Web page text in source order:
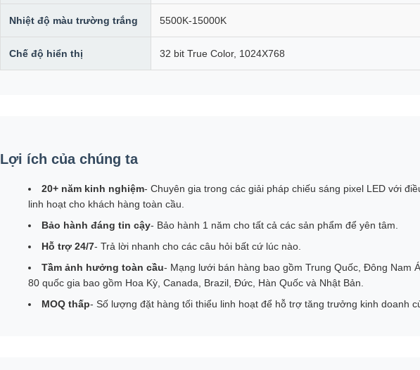
Nhiệt độ màu trường trắng 5500K-15000K
Chế độ hiển thị 32 bit True Color, 1024X768
Lợi ích của chúng ta
20+ năm kinh nghiệm- Chuyên gia trong các giải pháp chiếu sáng pixel LED với
linh hoạt cho khách hàng toàn cầu.
Bảo hành đáng tin cậy- Bảo hành 1 năm cho tất cả các sản phẩm để yên tâm.
Hỗ trợ 24/7- Trả lời nhanh cho các câu hỏi bất cứ lúc nào.
Tầm ảnh hưởng toàn cầu- Mạng lưới bán hàng bao gồm Trung Quốc, Đông Nam
80 quốc gia bao gồm Hoa Kỳ, Canada, Brazil, Đức, Hàn Quốc và Nhật Bản.
MOQ thấp- Số lượng đặt hàng tối thiểu linh hoạt để hỗ trợ tăng trưởng kinh doanh